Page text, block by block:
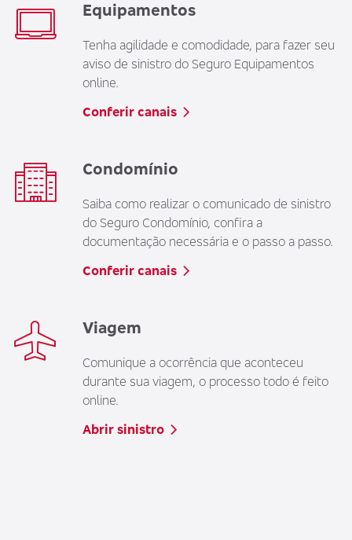
Equipamentos
Tenha agilidade e comodidade, para fazer seu
aviso de sinistro do Seguro Equipamentos
online.
Conferir canais
Condomínio
Saiba como realizar o comunicado de sinistro
do Seguro Condomínio, confira a
documentação necessária e o passo a passo.
Conferir canais
Viagem
Comunique a ocorrência que aconteceu
durante sua viagem, o processo todo é feito
online.
Abrir sinistro